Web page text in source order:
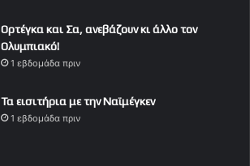
Ορτέγκα και Σα, ανεβάζουν κι άλλο τον
Ολυμπιακό!
1 εβδομάδα πριν
Τα εισιτήρια με την Ναϊμέγκεν
1 εβδομάδα πριν